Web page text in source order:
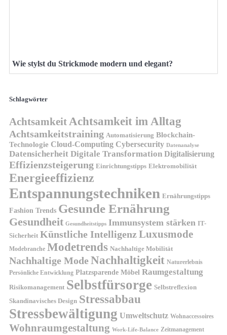
Wie stylst du Strickmode modern und elegant?
Schlagwörter
AchtsamkeitAchtsamkeit im Alltag
Achtsamkeitstraining Automatisierung Blockchain-
Technologie Cloud-Computing Cybersecurity Datenanalyse
Datensicherheit Digitale Transformation Digitalisierung
Effizienzsteigerung Einrichtungstipps Elektromobilität
Energieeffizienz
Entspannungstechniken Ernährungstipps
Fashion Trends Gesunde Ernährung
Gesundheit Gesundheitstipps Immunsystem stärken IT-
Sicherheit Künstliche IntelligenzLuxusmode
Modebranche Modetrends Nachhaltige Mobilität
Nachhaltige ModeNachhaltigkeit Naturerlebnis
Persönliche Entwicklung Platzsparende Möbel Raumgestaltung
Risikomanagement Selbstfürsorge Selbstreflexion
Skandinavisches Design Stressabbau
Stressbewältigung Umweltschutz Wohnaccessoires
Wohnraumgestaltung Work-Life-Balance Zeitmanagement